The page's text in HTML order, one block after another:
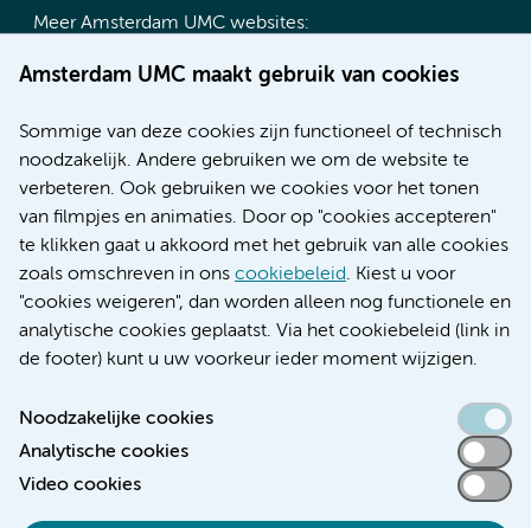
Amsterdam UMC maakt gebruik van cookies
Sommige van deze cookies zijn functioneel of technisch
noodzakelijk. Andere gebruiken we om de website te
verbeteren. Ook gebruiken we cookies voor het tonen
van filmpjes en animaties. Door op "cookies accepteren"
te klikken gaat u akkoord met het gebruik van alle cookies
zoals omschreven in ons cookiebeleid. Kiest u voor
"cookies weigeren", dan worden alleen nog functionele en
analytische cookies geplaatst. Via het cookiebeleid (link in
de footer) kunt u uw voorkeur ieder moment wijzigen.
Noodzakelijke cookies
Analytische cookies
Video cookies
Meer Amsterdam UMC websites:
Werken bij Amsterdam UMC
Nieuws
Research
Educatie locatie AMC
Educatie locatie VUmc
Verwijzen & diagnostiek
Toegankelijkheidsverklaring